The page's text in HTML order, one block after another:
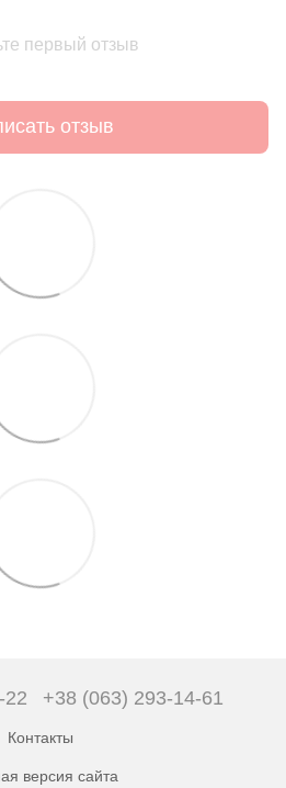
первый отзыв
отзыв
22 +38 (063) 293-14-61
Контакты
версия сайта